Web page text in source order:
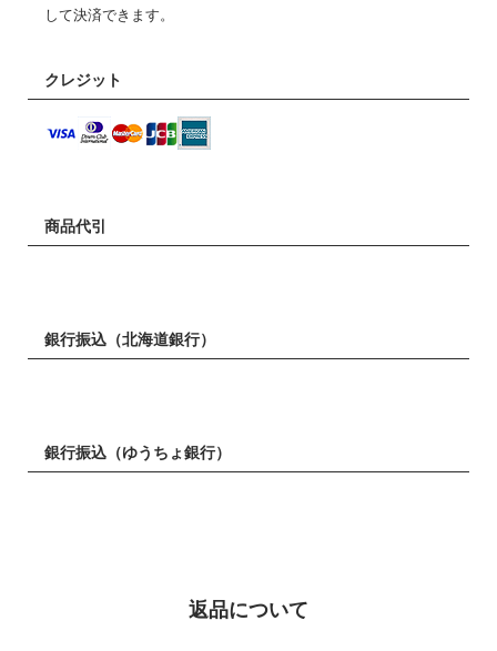
して決済できます。
クレジット
商品代引
銀行振込（北海道銀行）
銀行振込（ゆうちょ銀行）
返品について